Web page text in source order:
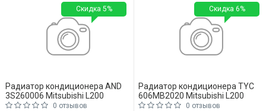
Радиатор кондиционера AND
3S260006 Mitsubishi L200
0 отзывов
Скидка 5%
Радиатор кондиционера TYC
606MB2020 Mitsubishi L200
0 отзывов
Скидка 6%